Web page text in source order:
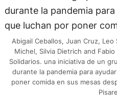
Abigail Ceballos, Juan Cruz,
Michel, Silvia Dietrich and
Solidarios. una iniciativa de un
durante la pandemia para
poner comida en sus mesas